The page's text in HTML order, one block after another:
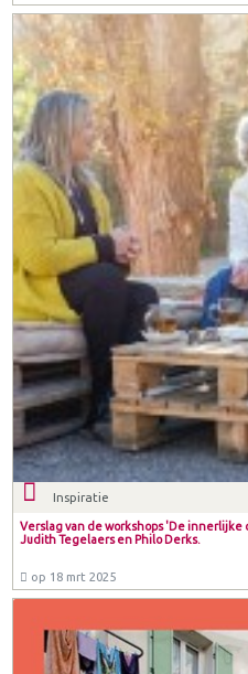
Inspiratie
Verslag van de workshops 'De innerlijke
Judith Tegelaers en Philo Derks.
op 18 mrt 2025